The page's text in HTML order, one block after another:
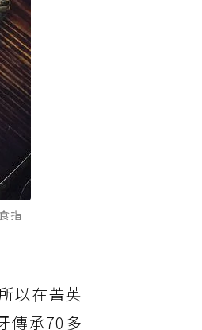
指
以在菁英
傳承70多